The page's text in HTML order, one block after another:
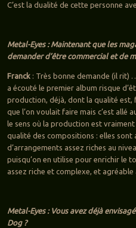
C’est la dualité de cette personne
Metal-Eyes : Maintenant que les
demander d’être commercial et de
Franck: Très bonne demande (il rit)
a écouté le premier album risque
production, déjà, dont la qualité est,
que l’on voulait faire mais c’est allé
le sens où la production est
qualité des compositions : elles sont
d’arrangements assez riches au
puisqu’on en utilise pour enrichir le
assez riche et complexe, et agréable
Metal-Eyes : Vous avez déjà
Dog ?